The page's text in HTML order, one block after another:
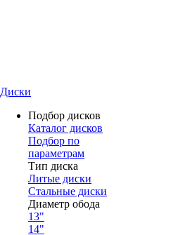
Диски
Подбор дисков
Каталог дисков
Подбор по
параметрам
Тип диска
Литые диски
Стальные диски
Диаметр обода
13"
14"